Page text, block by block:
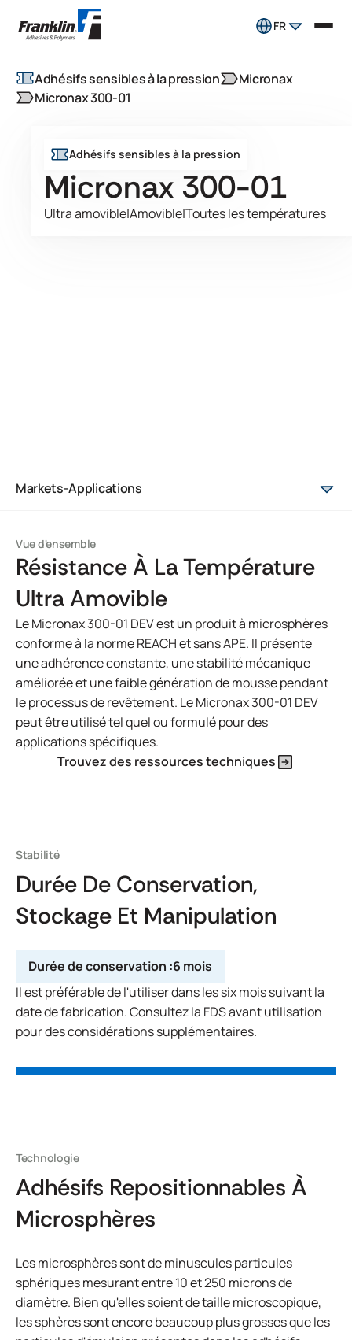
FR
Adhésifs sensibles à la pression
Micronax
Micronax 300-01
Adhésifs sensibles à la pression
Micronax 300-01
Ultra amovible|Amovible|Toutes les températures
Markets-Applications
Vue d'ensemble
Résistance À La Température
Ultra Amovible
Le Micronax 300-01 DEV est un produit à microsphères
conforme à la norme REACH et sans APE. Il présente
une adhérence constante, une stabilité mécanique
améliorée et une faible génération de mousse pendant
le processus de revêtement. Le Micronax 300-01 DEV
peut être utilisé tel quel ou formulé pour des
applications spécifiques.
Trouvez des ressources techniques
Stabilité
Durée De Conservation,
Stockage Et Manipulation
Durée de conservation :6 mois
Il est préférable de l'utiliser dans les six mois suivant la
date de fabrication. Consultez la FDS avant utilisation
pour des considérations supplémentaires.
Technologie
Adhésifs Repositionnables À
Microsphères
Les microsphères sont de minuscules particules
sphériques mesurant entre 10 et 250 microns de
diamètre. Bien qu'elles soient de taille microscopique,
les sphères sont encore beaucoup plus grosses que les